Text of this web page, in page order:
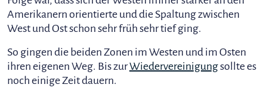
Amerikanern orientierte und die Spaltung zwischen
West und Ost schon sehr früh sehr tief ging.
So gingen die beiden Zonen im Westen und im Osten
ihren eigenen Weg. Bis zurWiedervereinigungsollte es
noch einige Zeit dauern.